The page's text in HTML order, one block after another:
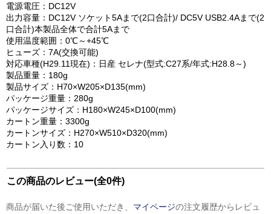
電源電圧：DC12V
出力容量：DC12V ソケット5Aまで(2口合計)/ DC5V USB2.4Aまで(2
口合計)本製品全体で合計5Aまで
使用温度範囲：0℃～+45℃
ヒューズ：7A(交換可能)
対応車種(H29.11現在)：日産 セレナ(型式:C27系/年式:H28.8～)
製品重量：180g
製品サイズ：H70×W205×D135(mm)
パッケージ重量：280g
パッケージサイズ：H180×W245×D100(mm)
カートン重量：3300g
カートンサイズ：H270×W510×D320(mm)
カートン入り数：10
この商品のレビュー(全0件)
商品が届いた後ご使用いただき、 マイページの注文履歴からレビュ